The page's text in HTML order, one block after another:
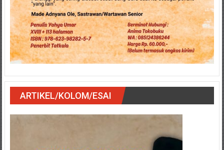
ARTIKEL/KOLOM/ESAI